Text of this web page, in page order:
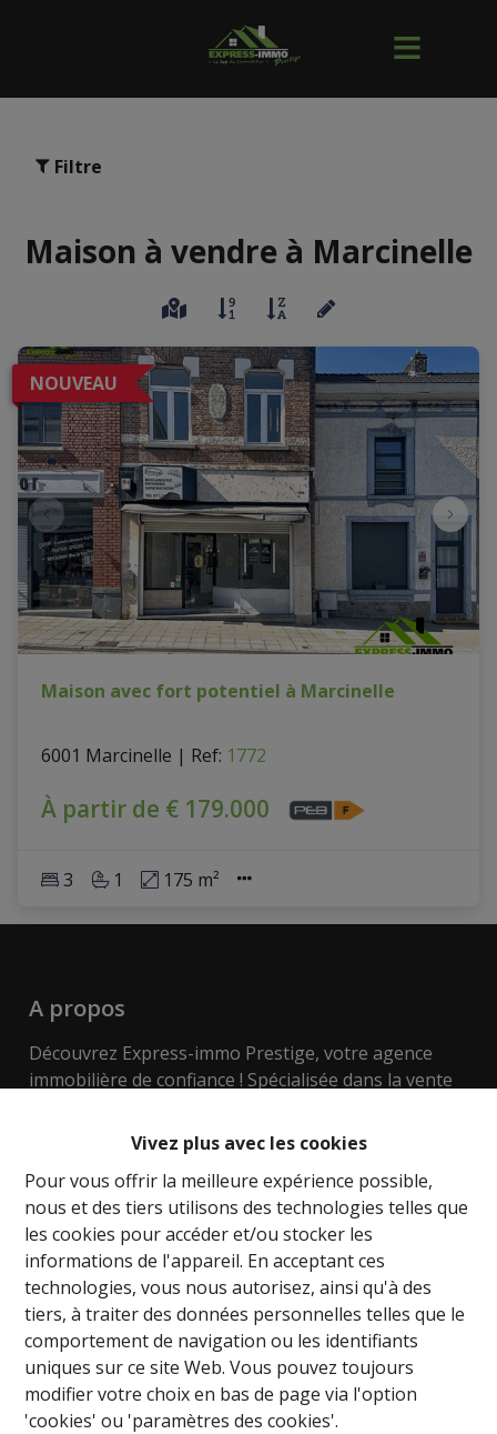
Vivez plus avec les cookies
Pour vous offrir la meilleure expérience possible,
nous et des tiers utilisons des technologies telles que
les cookies pour accéder et/ou stocker les
informations de l'appareil. En acceptant ces
technologies, vous nous autorisez, ainsi qu'à des
tiers, à traiter des données personnelles telles que le
comportement de navigation ou les identifiants
uniques sur ce site Web. Vous pouvez toujours
modifier votre choix en bas de page via l'option
'cookies' ou 'paramètres des cookies'.
Filtre
Maison à vendre à Marcinelle
NOUVEAU
Maison avec fort potentiel à Marcinelle
6001 Marcinelle | Ref: 1772
À partir de € 179.000
3 1 175 m²
A propos
Découvrez Express-immo Prestige, votre agence
immobilière de confiance ! Spécialisée dans la vente
passionnée du bâtiment est là pour vous
accompagner dans toutes vos démarches
immobilières.
Nous mettons à votre disposition notre expertise
dans l'évaluation des biens, les techniques de
construction, les aspects urbanistiques, y compris le
développement de terrains. Que vous recherchiez
une maison, un appartement ou un bien
d'investissement, nous sommes là pour vous aider à
trouver la perle rare.